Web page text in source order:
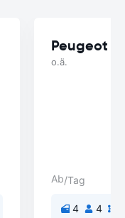
Peugeot
o.ä.
Ab/Tag
4 4